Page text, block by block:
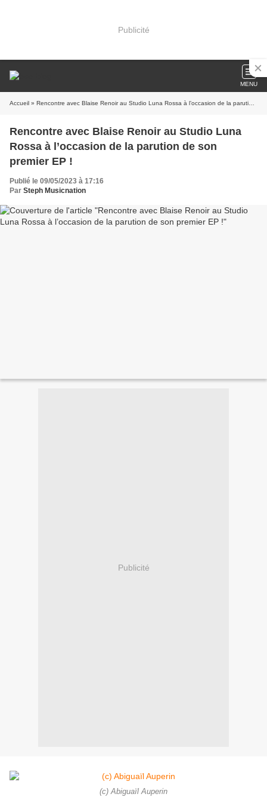
Publicité
MENU
Accueil » Rencontre avec Blaise Renoir au Studio Luna Rossa à l’occasion de la parution de son premier EP !
Rencontre avec Blaise Renoir au Studio Luna
Rossa à l’occasion de la parution de son
premier EP !
Publié le 09/05/2023 à 17:16
Par Steph Musicnation
Publicité
(c) Abiguaïl Auperin